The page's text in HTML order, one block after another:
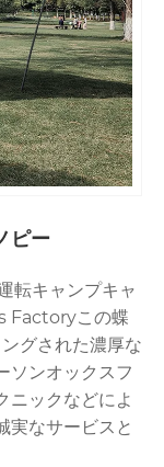
ピー
転キャンプキャ
Factoryこの蝶
グされた濃厚な
ソンオックスフ
ニックなどによ
実なサービスと